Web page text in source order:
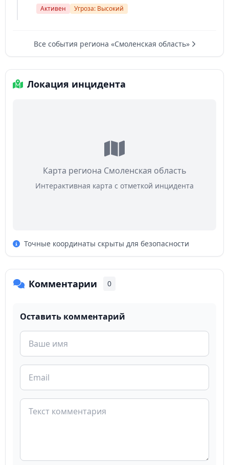
Активен Угроза: Высокий
Все события региона «Смоленская область»
Локация инцидента
Карта региона Смоленская область
Интерактивная карта с отметкой инцидента
Точные координаты скрыты для безопасности
Комментарии 0
Оставить комментарий